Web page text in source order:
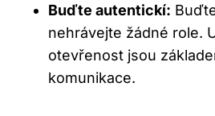
Buďte autentickí:
nehrávejte žádné role.
otevřenost jsou
komunikace.